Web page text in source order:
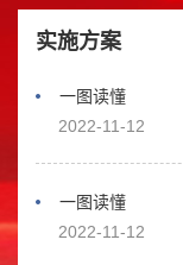
实施方案
一图读懂
2022-11-12
一图读懂
2022-11-12